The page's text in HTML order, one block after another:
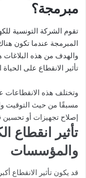
مبرمجة؟
تقوم الشركة التونسية
المبرمجة عندما تكون
والهدف من هذه البلاغات
تأثير الانقطاع على
وتختلف هذه الانقطاعات
مسبقًا من حيث التوقيت
إصلاح تجهيزات أو
تأثير انقطاع
والمؤسسات
قد يكون تأثير الانقطاع